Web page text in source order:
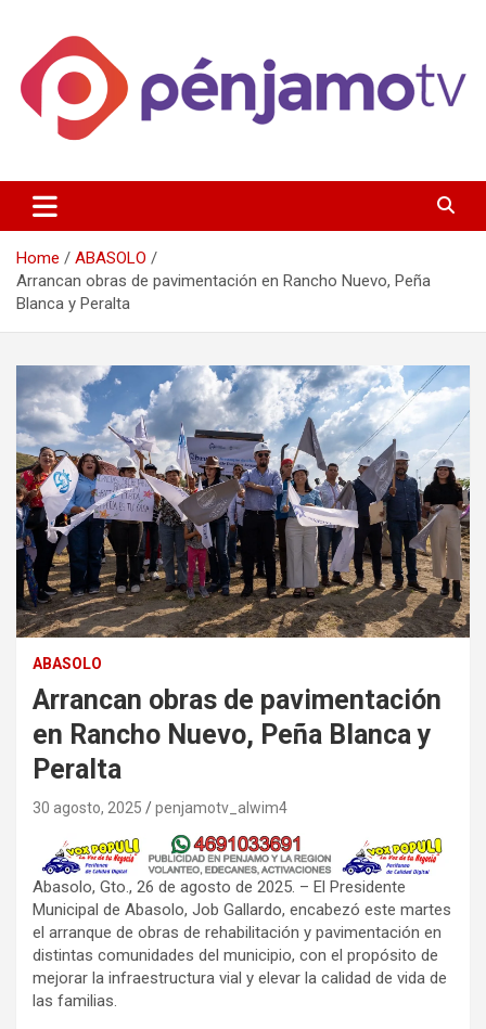
content
Penjamotv
Gto y la region.
Home
ABASOLO
Arrancan obras de pavimentación en Rancho Nuevo, Peña
Blanca y Peralta
ABASOLO
Arrancan obras de pavimentación
en Rancho Nuevo, Peña Blanca y
Peralta
30 agosto, 2025 penjamotv_alwim4
Abasolo, Gto., 26 de agosto de 2025. – El Presidente
Municipal de Abasolo, Job Gallardo, encabezó este martes
el arranque de obras de rehabilitación y pavimentación en
distintas comunidades del municipio, con el propósito de
mejorar la infraestructura vial y elevar la calidad de vida de
las familias.